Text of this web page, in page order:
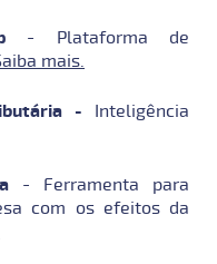
- Plataforma de
mais.
- Inteligência
- Ferramenta para
com os efeitos da